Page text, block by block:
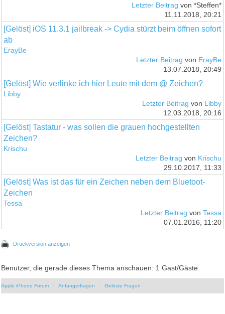
Letzter Beitrag von *Steffen*
11.11.2018, 20:21
[Gelöst] iOS 11.3.1 jailbreak -> Cydia stürzt beim öffnen sofort
ab
ErayBe
Letzter Beitrag von ErayBe
13.07.2018, 20:49
[Gelöst] Wie verlinke ich hier Leute mit dem @ Zeichen?
Libby
Letzter Beitrag von Libby
12.03.2018, 20:16
[Gelöst] Tastatur - was sollen die grauen hochgestellten
Zeichen?
Krischu
Letzter Beitrag von Krischu
29.10.2017, 11:33
[Gelöst] Was ist das für ein Zeichen neben dem Bluetoot-
Zeichen
Tessa
Letzter Beitrag von Tessa
07.01.2016, 11:20
Druckversion anzeigen
Benutzer, die gerade dieses Thema anschauen: 1 Gast/Gäste
Apple iPhone Forum Anfängerfragen Gelöste Fragen